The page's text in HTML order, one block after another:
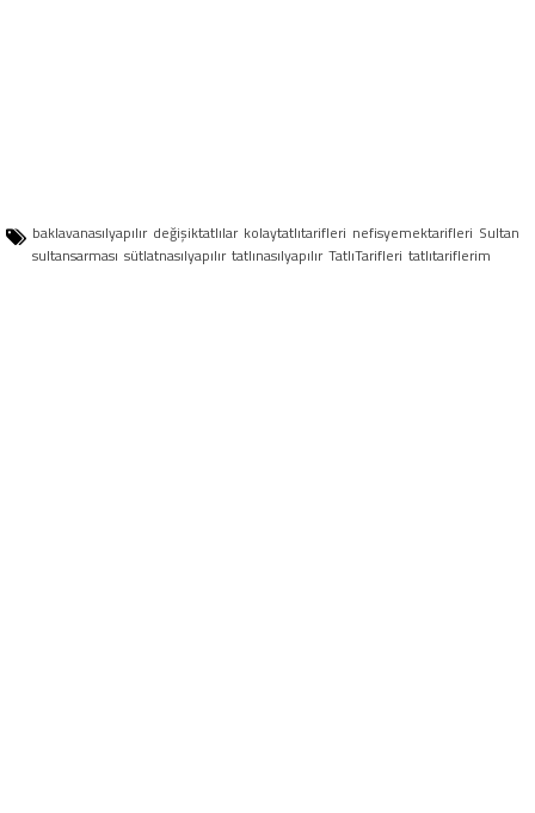
baklavanasılyapılır değişiktatlılar kolaytatlıtarifleri nefisyemektarifleri Sultan
sultansarması sütlatnasılyapılır tatlınasılyapılır TatlıTarifleri tatlıtariflerim